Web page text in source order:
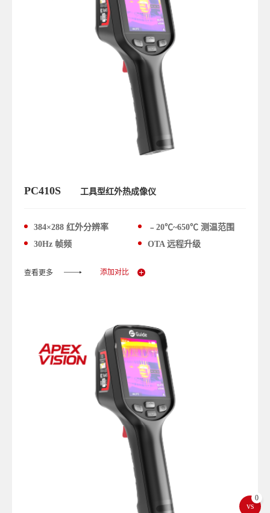
PC410S 工具型红外热成像仪
384×288 红外分辨率
﹣20℃~650℃ 测温范围
30Hz 帧频
OTA 远程升级
查看更多 添加对比
vs
0